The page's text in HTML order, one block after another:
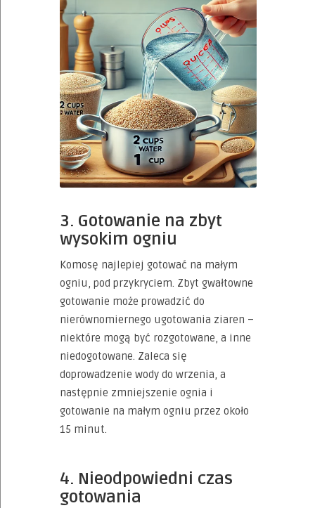
3. Gotowanie na zbyt
wysokim ogniu
Komosę najlepiej gotować na małym
ogniu, pod przykryciem. Zbyt gwałtowne
gotowanie może prowadzić do
nierównomiernego ugotowania ziaren –
niektóre mogą być rozgotowane, a inne
niedogotowane. Zaleca się
doprowadzenie wody do wrzenia, a
następnie zmniejszenie ognia i
gotowanie na małym ogniu przez około
15 minut.
4. Nieodpowiedni czas
gotowania